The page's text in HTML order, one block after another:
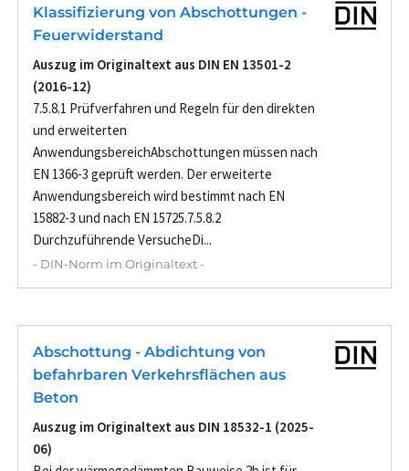
Klassifizierung von Abschottungen -
Feuerwiderstand
Auszug im Originaltext aus DIN EN 13501-2
(2016-12)
7.5.8.1 Prüfverfahren und Regeln für den direkten
und erweiterten
AnwendungsbereichAbschottungen müssen nach
EN 1366-3 geprüft werden. Der erweiterte
Anwendungsbereich wird bestimmt nach EN
15882-3 und nach EN 15725.7.5.8.2
Durchzuführende VersucheDi...
- DIN-Norm im Originaltext -
Abschottung - Abdichtung von
befahrbaren Verkehrsflächen aus
Beton
Auszug im Originaltext aus DIN 18532-1 (2025-
06)